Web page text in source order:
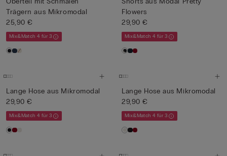
Trägern aus Mikromodal
25,90 €
Mix&Match 4 für 3
Flowers
29,90 €
Mix&Match 4 für 3
Lange Hose aus Mikromodal
29,90 €
Mix&Match 4 für 3
Lange Hose aus Mikromodal
29,90 €
Mix&Match 4 für 3